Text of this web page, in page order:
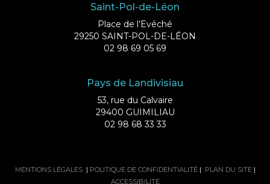
Saint-Pol-de-Léon
Place de l’Evêché
29250 SAINT-POL-DE-LÉON
02 98 69 05 69
Pays de Landivisiau
53, rue du Calvaire
29400 GUIMILIAU
02 98 68 33 33
MENTIONS LÉGALES| POLITIQUE DE CONFIDENTIALITÉ| PLAN DU SITE|
ACCESSIBILITÉ